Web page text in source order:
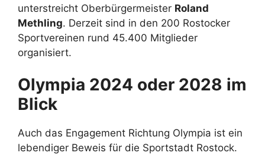
unterstreicht Oberbürgermeister Roland
Methling. Derzeit sind in den 200 Rostocker
Sportvereinen rund 45.400 Mitglieder
organisiert.
Olympia 2024 oder 2028 im
Blick
Auch das Engagement Richtung Olympia ist ein
lebendiger Beweis für die Sportstadt Rostock.